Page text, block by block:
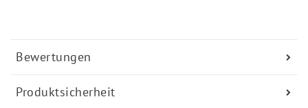
Bewertungen
Produktsicherheit